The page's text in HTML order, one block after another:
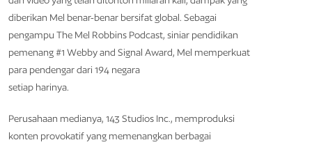
diberikan Mel benar-benar bersifat global. Sebagai
pengampu The Mel Robbins Podcast, siniar pendidikan
pemenang #1 Webby and Signal Award, Mel memperkuat
para pendengar dari 194 negara
setiap harinya.
Perusahaan medianya, 143 Studios Inc., memproduksi
konten provokatif yang memenangkan berbagai